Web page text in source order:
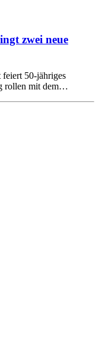
zwei neue
feiert 50-jähriges
rollen mit dem…